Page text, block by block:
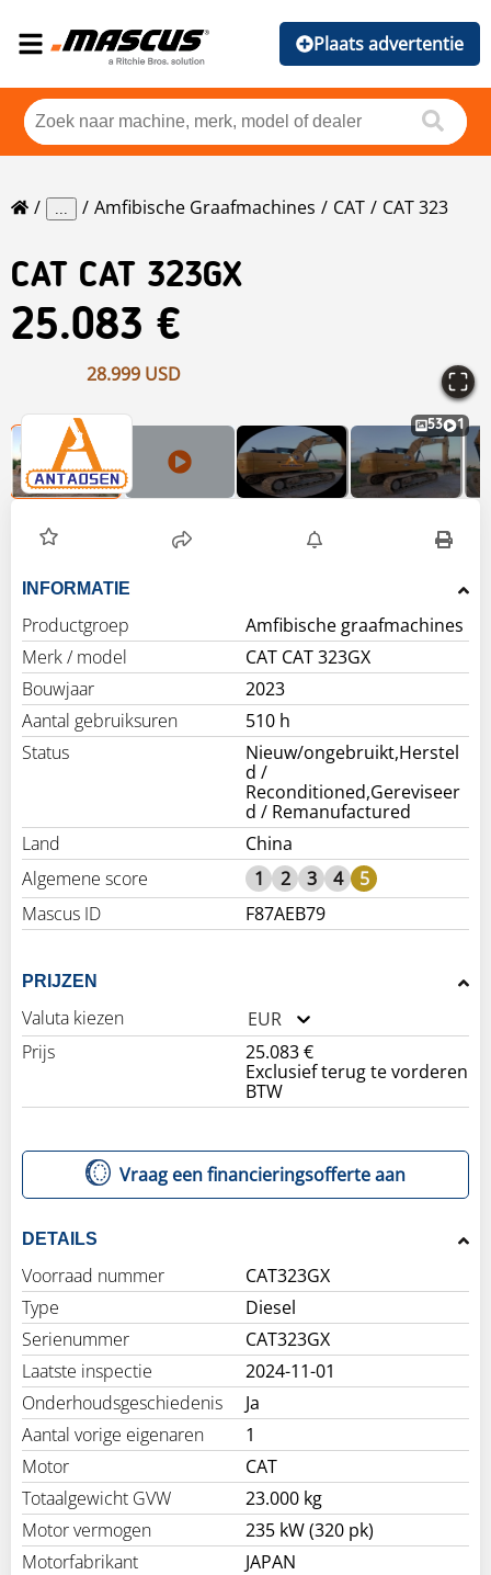
Plaats advertentie
... Amfibische Graafmachines CAT CAT 323
CAT CAT 323GX
25.083 €
28.999 USD
53 1
INFORMATIE
Productgroep
Amfibische graafmachines
Merk / model
CAT CAT 323GX
Bouwjaar
2023
Aantal gebruiksuren
510 h
Status
Nieuw/ongebruikt,Herstel
d /
Reconditioned,Gereviseer
d / Remanufactured
Land
China
Algemene score
1 2 3 4
5
Mascus ID
F87AEB79
PRIJZEN
Valuta kiezen
EUR
Prijs
25.083 €
Exclusief terug te vorderen
BTW
Vraag een financieringsofferte aan
DETAILS
Voorraad nummer
CAT323GX
Type
Diesel
Serienummer
CAT323GX
Laatste inspectie
2024-11-01
Onderhoudsgeschiedenis
Ja
Aantal vorige eigenaren
1
Motor
CAT
Totaalgewicht GVW
23.000 kg
Motor vermogen
235 kW (320 pk)
Motorfabrikant
JAPAN